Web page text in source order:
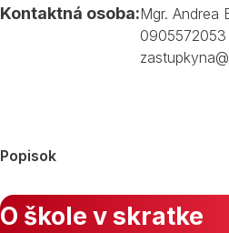
Kontaktná osoba:Mgr. Andrea
0905572053
Popisok
O škole v skratke